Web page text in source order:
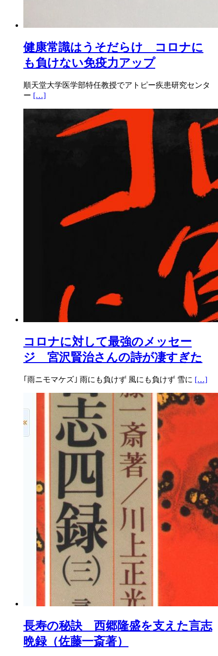
健康常識はうそだらけ コロナに
も負けない免疫力アップ
順天堂大学医学部特任教授でアトピー疾患研究センタ
ー […]
コロナに対して最強のメッセー
ジ 宮沢賢治さんの詩が凄すぎた
｢雨ニモマケズ｣ 雨にも負けず 風にも負けず 雪に […]
長寿の秘訣 西郷隆盛を支えた言志
晩録（佐藤一斎著）